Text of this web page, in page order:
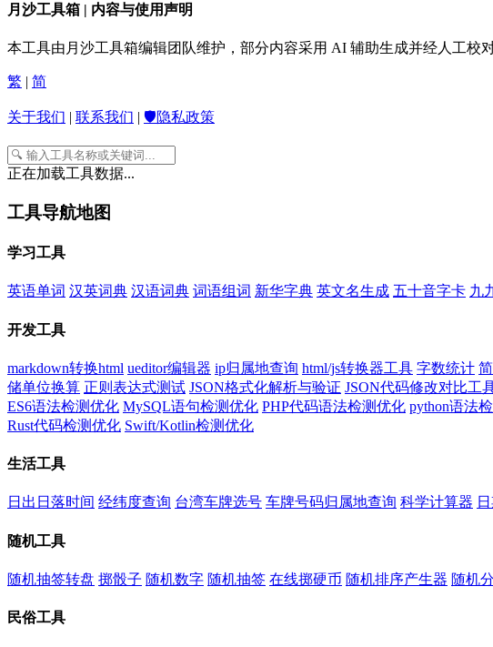
月沙工具箱 | 内容与使用声明
本工具由月沙工具箱编辑团队维护，部分内容采用 AI 辅助生成并经人工校
繁 | 简
关于我们 | 联系我们 | 🛡️隐私政策
正在加载工具数据...
工具导航地图
学习工具
英语单词 汉英词典 汉语词典 词语组词 新华字典 英文名生成 五十音字卡 九
开发工具
markdown转换html ueditor编辑器 ip归属地查询 html/js转换器工具 字数统计
储单位换算 正则表达式测试 JSON格式化解析与验证 JSON代码修改对比工
ES6语法检测优化 MySQL语句检测优化 PHP代码语法检测优化 python语法
Rust代码检测优化 Swift/Kotlin检测优化
生活工具
日出日落时间 经纬度查询 台湾车牌选号 车牌号码归属地查询 科学计算器
随机工具
随机抽签转盘 掷骰子 随机数字 随机抽签 在线掷硬币 随机排序产生器 随机
民俗工具